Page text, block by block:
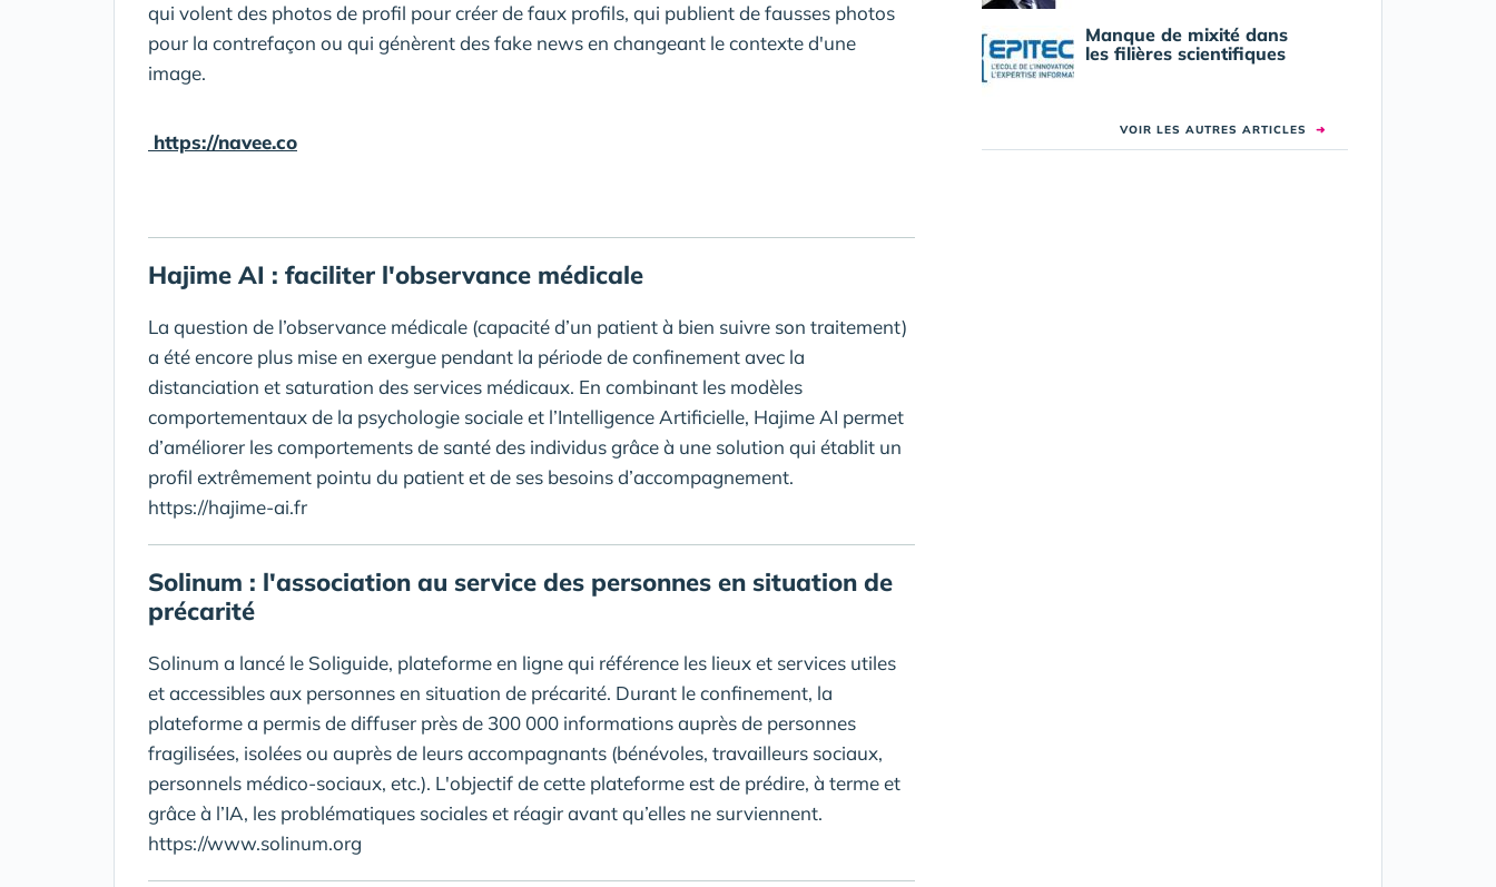
qui volent des photos de profil pour créer de faux profils, qui publient de fausses photos
pour la contrefaçon ou qui génèrent des fake news en changeant le contexte d'une
image.
https://navee.co
Hajime AI : faciliter l'observance médicale
La question de l’observance médicale (capacité d’un patient à bien suivre son traitement)
a été encore plus mise en exergue pendant la période de confinement avec la
distanciation et saturation des services médicaux. En combinant les modèles
comportementaux de la psychologie sociale et l’Intelligence Artificielle, Hajime AI permet
d’améliorer les comportements de santé des individus grâce à une solution qui établit un
profil extrêmement pointu du patient et de ses besoins d’accompagnement.
https://hajime-ai.fr
Solinum : l'association au service des personnes en situation de
précarité
Solinum a lancé le Soliguide, plateforme en ligne qui référence les lieux et services utiles
et accessibles aux personnes en situation de précarité. Durant le confinement, la
plateforme a permis de diffuser près de 300 000 informations auprès de personnes
fragilisées, isolées ou auprès de leurs accompagnants (bénévoles, travailleurs sociaux,
personnels médico-sociaux, etc.). L'objectif de cette plateforme est de prédire, à terme et
grâce à l’IA, les problématiques sociales et réagir avant qu’elles ne surviennent.
https://www.solinum.org
Manque de mixité dans
les filières scientifiques
VOIR LES AUTRES ARTICLES ➜